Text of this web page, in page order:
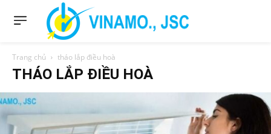
Trang chủ tháo lắp điều hoà
THÁO LẮP ĐIỀU HOÀ